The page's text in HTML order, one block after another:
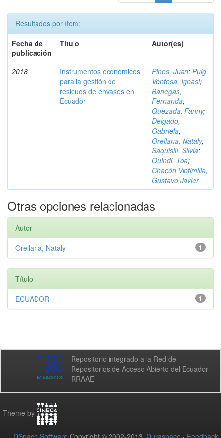
Resultados por ítem:
Fecha de
publicación
Título Autor(es)
2018
Instrumentos económicos
para la gestión de
residuos de envases en
Ecuador
Pinos, Juan; Puig
Ventosa, Ignasi;
Banegas,
Fernanda;
Quezada, Fanny;
Delgado,
Gabriela;
Orellana, Nataly;
Saquisilí, Silvia;
Quindi, Toa;
Chacón Vintimilla,
Gustavo Javier
Otras opciones relacionadas
Autor
1
Orellana, Nataly
Título
1
ECUADOR
Repositorio integrado a la Red de
Repositorios de Acceso Abierto del Ecuador -
RRAAE
Theme by
DSpace Software Copyright © 2002-2013 Duraspace - Feedback